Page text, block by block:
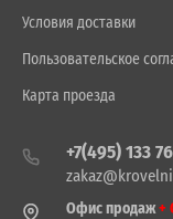
Условия доставки
Пользовательское
Карта проезда
+7(495) 133
Офис продаж+